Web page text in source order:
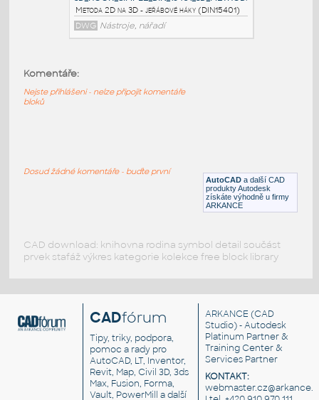
DWG Průmyslová
Metoda 2D na 3D - jeřábové háky (DIN15401)
AutoCAD a další CAD
produkty Autodesk
získáte výhodně u firmy
ARKANCE
Komentáře:
Nejste přihlášeni - nelze připojit komentáře
bloků
Dosud žádné komentáře - buďte první
CAD download: knihovna rodina symbol detail součást
prvek stafáž výkres kategorie kolekce free block library
CADfórum
Tipy, triky, podpora,
pomoc a rady pro
AutoCAD, LT, Inventor,
Revit, Map, Civil 3D, 3ds
Max, Fusion, Forma,
Vault, PowerMill a další
ARKANCE (CAD
Studio) - Autodesk
Platinum Partner &
Training Center &
Services Partner
KONTAKT: